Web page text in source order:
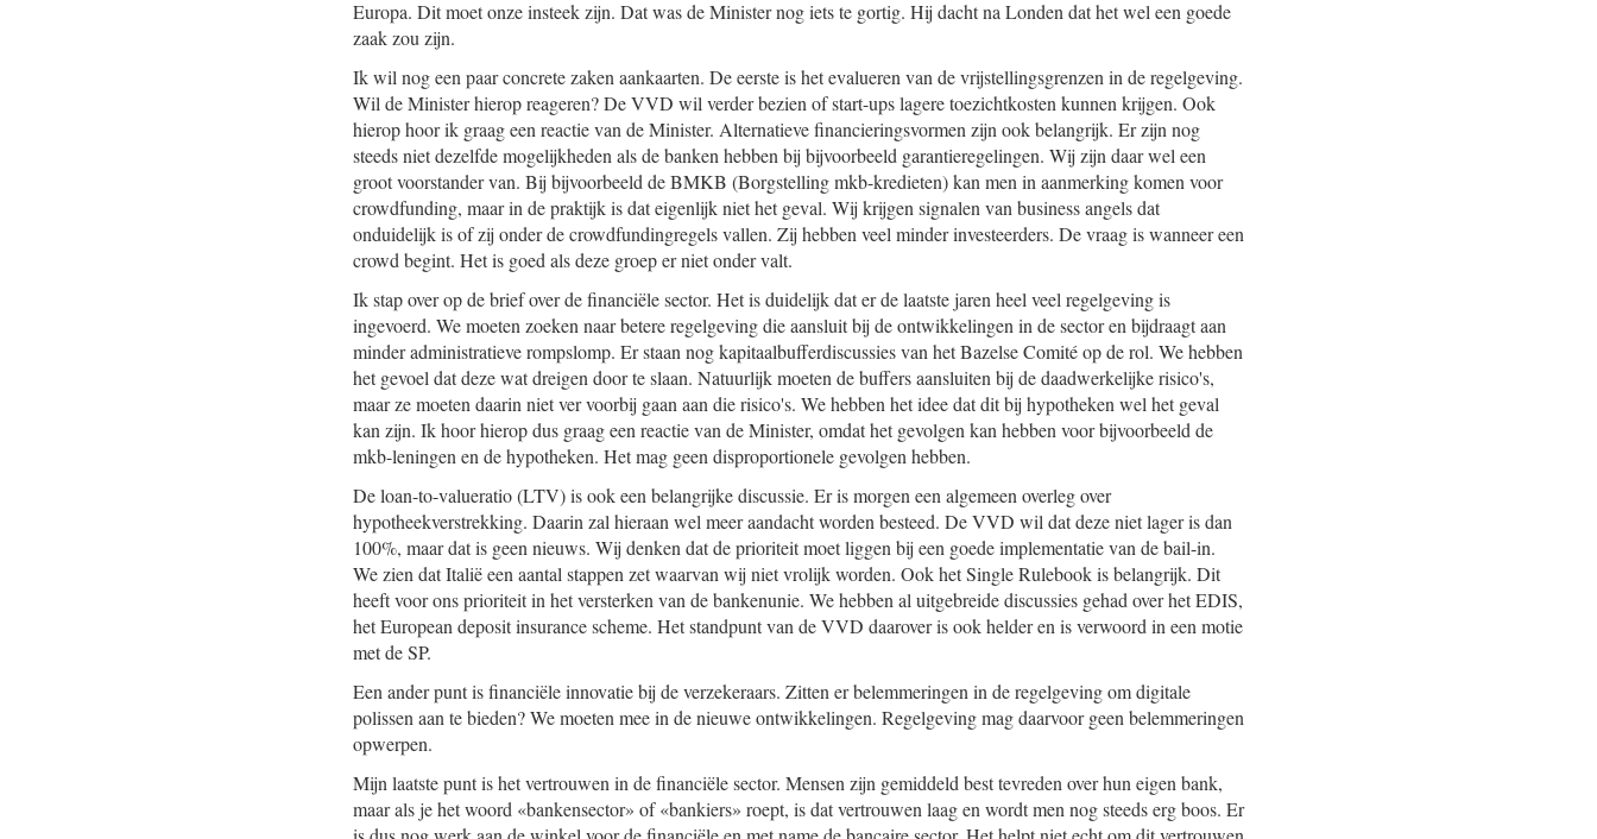
Europa. Dit moet onze insteek zijn. Dat was de Minister nog iets te gortig. Hij dacht na Londen dat het wel een goede
zaak zou zijn.
Ik wil nog een paar concrete zaken aankaarten. De eerste is het evalueren van de vrijstellingsgrenzen in de regelgeving.
Wil de Minister hierop reageren? De VVD wil verder bezien of start-ups lagere toezichtkosten kunnen krijgen. Ook
hierop hoor ik graag een reactie van de Minister. Alternatieve financieringsvormen zijn ook belangrijk. Er zijn nog
steeds niet dezelfde mogelijkheden als de banken hebben bij bijvoorbeeld garantieregelingen. Wij zijn daar wel een
groot voorstander van. Bij bijvoorbeeld de BMKB (Borgstelling mkb-kredieten) kan men in aanmerking komen voor
crowdfunding, maar in de praktijk is dat eigenlijk niet het geval. Wij krijgen signalen van business angels dat
onduidelijk is of zij onder de crowdfundingregels vallen. Zij hebben veel minder investeerders. De vraag is wanneer een
crowd begint. Het is goed als deze groep er niet onder valt.
Ik stap over op de brief over de financiële sector. Het is duidelijk dat er de laatste jaren heel veel regelgeving is
ingevoerd. We moeten zoeken naar betere regelgeving die aansluit bij de ontwikkelingen in de sector en bijdraagt aan
minder administratieve rompslomp. Er staan nog kapitaalbufferdiscussies van het Bazelse Comité op de rol. We hebben
het gevoel dat deze wat dreigen door te slaan. Natuurlijk moeten de buffers aansluiten bij de daadwerkelijke risico's,
maar ze moeten daarin niet ver voorbij gaan aan die risico's. We hebben het idee dat dit bij hypotheken wel het geval
kan zijn. Ik hoor hierop dus graag een reactie van de Minister, omdat het gevolgen kan hebben voor bijvoorbeeld de
mkb-leningen en de hypotheken. Het mag geen disproportionele gevolgen hebben.
De loan-to-valueratio (LTV) is ook een belangrijke discussie. Er is morgen een algemeen overleg over
hypotheekverstrekking. Daarin zal hieraan wel meer aandacht worden besteed. De VVD wil dat deze niet lager is dan
100%, maar dat is geen nieuws. Wij denken dat de prioriteit moet liggen bij een goede implementatie van de bail-in.
We zien dat Italië een aantal stappen zet waarvan wij niet vrolijk worden. Ook het Single Rulebook is belangrijk. Dit
heeft voor ons prioriteit in het versterken van de bankenunie. We hebben al uitgebreide discussies gehad over het EDIS,
het European deposit insurance scheme. Het standpunt van de VVD daarover is ook helder en is verwoord in een motie
met de SP.
Een ander punt is financiële innovatie bij de verzekeraars. Zitten er belemmeringen in de regelgeving om digitale
polissen aan te bieden? We moeten mee in de nieuwe ontwikkelingen. Regelgeving mag daarvoor geen belemmeringen
opwerpen.
Mijn laatste punt is het vertrouwen in de financiële sector. Mensen zijn gemiddeld best tevreden over hun eigen bank,
maar als je het woord «bankensector» of «bankiers» roept, is dat vertrouwen laag en wordt men nog steeds erg boos. Er